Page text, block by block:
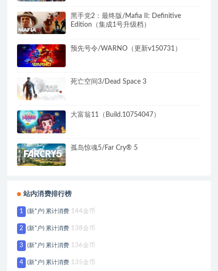
黑手党2：最终版/Mafia II: Definitive
Edition（集成1号升级档）
预先号令/WARNO（更新v150731）
死亡空间3/Dead Space 3
大富翁11（Build.10754047）
孤岛惊魂5/Far Cry® 5
站内消费排行榜
1 (新*户) 累计消费 144金币
2 (新*户) 累计消费 138金币
3 (新*户) 累计消费 136金币
4 (新*户) 累计消费 135金币